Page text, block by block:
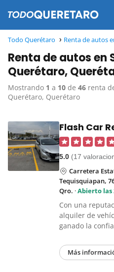
Todo Querétaro Renta de autos
Renta de autos en
Querétaro,
Mostrando 1 a 10 de 46 renta
Querétaro, Querétaro
Flash Car
5.0 (17
Carretera
Tequisquiapan,
Qro. ·Abierto las
Con una
alquiler de
ganado la
Más